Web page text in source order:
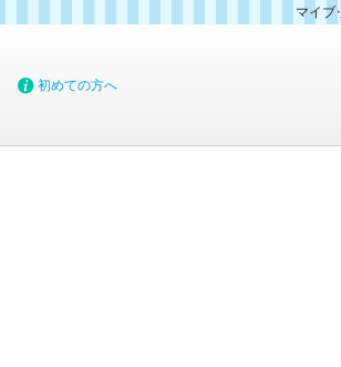
マイブ
初めての方へ